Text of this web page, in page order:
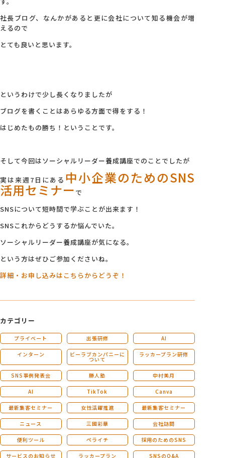
社長ブログ、なんかがあると更に会社について知る機会が増
えるので
とても良いと思います。
というわけで少し長くなりましたが
ブログを書くことはあらゆる方面で得をする！
はじめたもの勝ち！ということです。
そして今回はソーシャルリーダー養成講座でのことでしたが
実は来週7日にある 中小企業のためのSNS
活用セミナー で
SNSについて短時間で学ぶことが出来ます！
SNSこれからどうするか悩んでいた。
ソーシャルリーダー養成講座が気になる。
という方はぜひご参加くださいね。
詳細・お申し込みはこちらからどうぞ！
カテゴリー
プライベート 出張研修 AI
インターン ビーラブカンパニーに
ついて
ラッカープラン研修
SNS事例発表会 勝人塾 中村美月
AI TikTok Canva
最新集客セミナー 女性活躍推進 最新集客セミナー
ニュース 三國彩華 会社訪問
便利ツール ペライチ 採用のためのSNS
サービスのお知らせ ラッカープラン SNSのQ&A